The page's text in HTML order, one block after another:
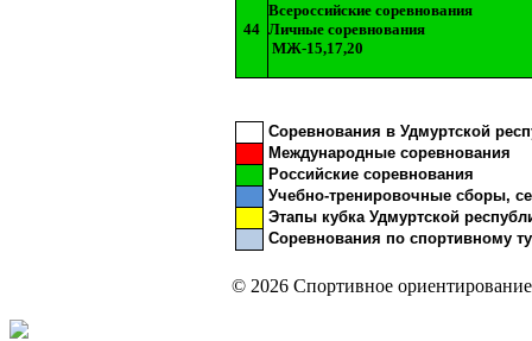
44
Всероссийские соревнования
Личные соревнования
МЖ-15,17,20
Соревнования в Удмуртской
Международные соревнования
Российские соревнования
Учебно-тренировочные сборы,
Этапы кубка Удмуртской
Соревнования по спортивному
© 2026 Спортивное